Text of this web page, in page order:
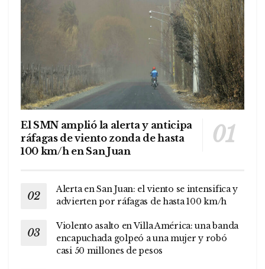
El SMN amplió la alerta y anticipa
ráfagas de viento zonda de hasta
100 km/h en San Juan
Alerta en San Juan: el viento se intensifica y
advierten por ráfagas de hasta 100 km/h
Violento asalto en Villa América: una banda
encapuchada golpeó a una mujer y robó
casi 50 millones de pesos